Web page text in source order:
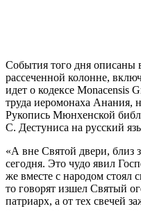
События того дня описаны
рассеченной колонне,
идет о кодексе Monacensis
труда иеромонаха Анания,
Рукопись Мюнхенской
С. Дестуниса на русский
«А вне Святой двери, близ
сегодня. Это чудо явил
же вместе с народом стоял
то говорят изшел Святый
патриарх, а от тех свечей